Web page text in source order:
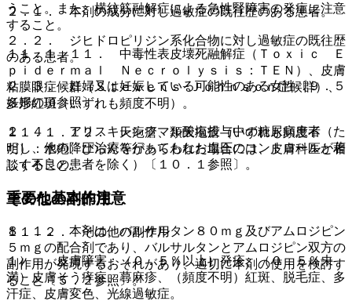
２．１． 本剤の成分に対し過敏症の既往歴のある患者。
２．２． ジヒドロピリジン系化合物に対し過敏症の既往歴
のある患者。
２．３． 妊婦又は妊娠している可能性のある女性〔９．５
妊婦の項参照〕。
２．４． アリスキレンフマル酸塩投与中の糖尿病患者（た
だし、他の降圧治療を行ってもなお血圧のコントロールが著
しく不良の患者を除く）〔１０．１参照〕。
重要な基本的注意
８．１． 本剤は、バルサルタン８０ｍｇ及びアムロジピン
５ｍｇの配合剤であり、バルサルタンとアムロジピン双方の
副作用が発現するおそれがあり、適切に本剤の使用を検討す
ること〔５．２参照〕。
うこと。また、横紋筋融解症による急性腎障害の発症に注意
すること。
１１．１．１１． 中毒性表皮壊死融解症（Ｔｏｘｉｃ Ｅ
ｐｉｄｅｒｍａｌ Ｎｅｃｒｏｌｙｓｉｓ：ＴＥＮ）、皮膚
粘膜眼症候群（Ｓｔｅｖｅｎｓ−Ｊｏｈｎｓｏｎ症候群）、
多形紅斑（いずれも頻度不明）。
１１．１．１２． 天疱瘡、類天疱瘡（いずれも頻度不
明）：水疱、びらん等があらわれた場合には、皮膚科医と相
談すること。
その他の副作用
１１．２． その他の副作用
１）． 皮膚障害：（０．５％以上）発疹、（０．５％未
満）皮膚そう痒症、蕁麻疹、（頻度不明）紅斑、脱毛症、多
汗症、皮膚変色、光線過敏症。